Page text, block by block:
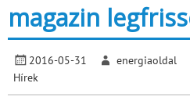
magazin
2016-05-31 energiaoldal
Hírek